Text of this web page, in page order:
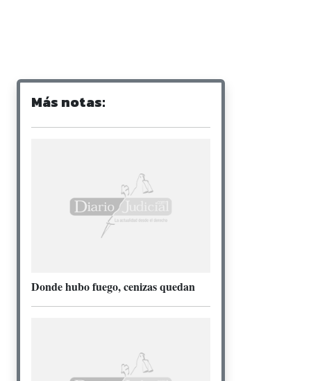
Más notas:
Donde hubo fuego, cenizas quedan